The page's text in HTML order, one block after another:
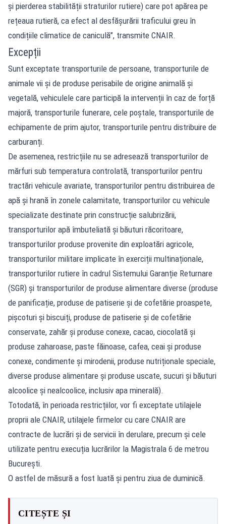
și pierderea stabilității straturilor rutiere) care pot apărea pe
rețeaua rutieră, ca efect al desfășurării traficului greu în
condițiile climatice de caniculă”, transmite CNAIR.
Excepții
Sunt exceptate transporturile de persoane, transporturile de
animale vii şi de produse perisabile de origine animală şi
vegetală, vehiculele care participă la intervenții în caz de forță
majoră, transporturile funerare, cele poștale, transporturile de
echipamente de prim ajutor, transporturile pentru distribuire de
carburanți.
De asemenea, restricțiile nu se adresează transporturilor de
mărfuri sub temperatura controlată, transporturilor pentru
tractări vehicule avariate, transporturilor pentru distribuirea de
apă și hrană în zonele calamitate, transporturilor cu vehicule
specializate destinate prin construcție salubrizării,
transporturilor apă îmbuteliată și băuturi răcoritoare,
transporturilor produse provenite din exploatări agricole,
transporturilor militare implicate în exerciții multinaționale,
transporturilor rutiere în cadrul Sistemului Garanție Returnare
(SGR) și transporturilor de produse alimentare diverse (produse
de panificație, produse de patiserie și de cofetărie proaspete,
pișcoturi și biscuiți, produse de patiserie și de cofetărie
conservate, zahăr și produse conexe, cacao, ciocolată și
produse zaharoase, paste făinoase, cafea, ceai și produse
conexe, condimente și mirodenii, produse nutriționale speciale,
diverse produse alimentare și produse uscate, sucuri și băuturi
alcoolice și nealcoolice, inclusiv apa minerală).
Totodată, în perioada restricțiilor, vor fi exceptate utilajele
proprii ale CNAIR, utilajele firmelor cu care CNAIR are
contracte de lucrări și de servicii în derulare, precum și cele
utilizate pentru execuția lucrărilor la Magistrala 6 de metrou
București.
O astfel de măsură a fost luată și pentru ziua de duminică.
CITEȘTE ȘI